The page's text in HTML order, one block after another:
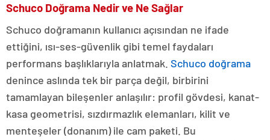
Schuco Doğrama Nedir ve Ne Sağlar
Schuco doğramanın kullanıcı açısından ne ifade
ettiğini, ısı-ses-güvenlik gibi temel faydaları
performans başlıklarıyla anlatmak. Schuco doğrama
denince aslında tek bir parça değil, birbirini
tamamlayan bileşenler anlaşılır: profil gövdesi, kanat-
kasa geometrisi, sızdırmazlık elemanları, kilit ve
menteşeler (donanım) ile cam paketi. Bu